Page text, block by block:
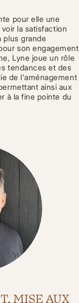
pour elle une
la satisfaction
plus grande
son engagement
Lyne joue un rôle
tendances et des
de l'aménagement
ainsi aux
à la fine pointe du
MISE AUX